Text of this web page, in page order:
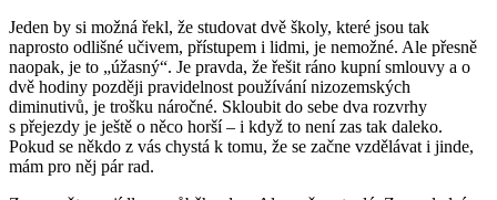
Jeden by si možná řekl, že studovat dvě školy, které jsou tak
naprosto odlišné učivem, přístupem i lidmi, je nemožné. Ale přesně
naopak, je to „úžasný“. Je pravda, že řešit ráno kupní smlouvy a o
dvě hodiny později pravidelnost používání nizozemských
diminutivů, je trošku náročné. Skloubit do sebe dva rozvrhy
s přejezdy je ještě o něco horší – i když to není zas tak daleko.
Pokud se někdo z vás chystá k tomu, že se začne vzdělávat i jinde,
mám pro něj pár rad.